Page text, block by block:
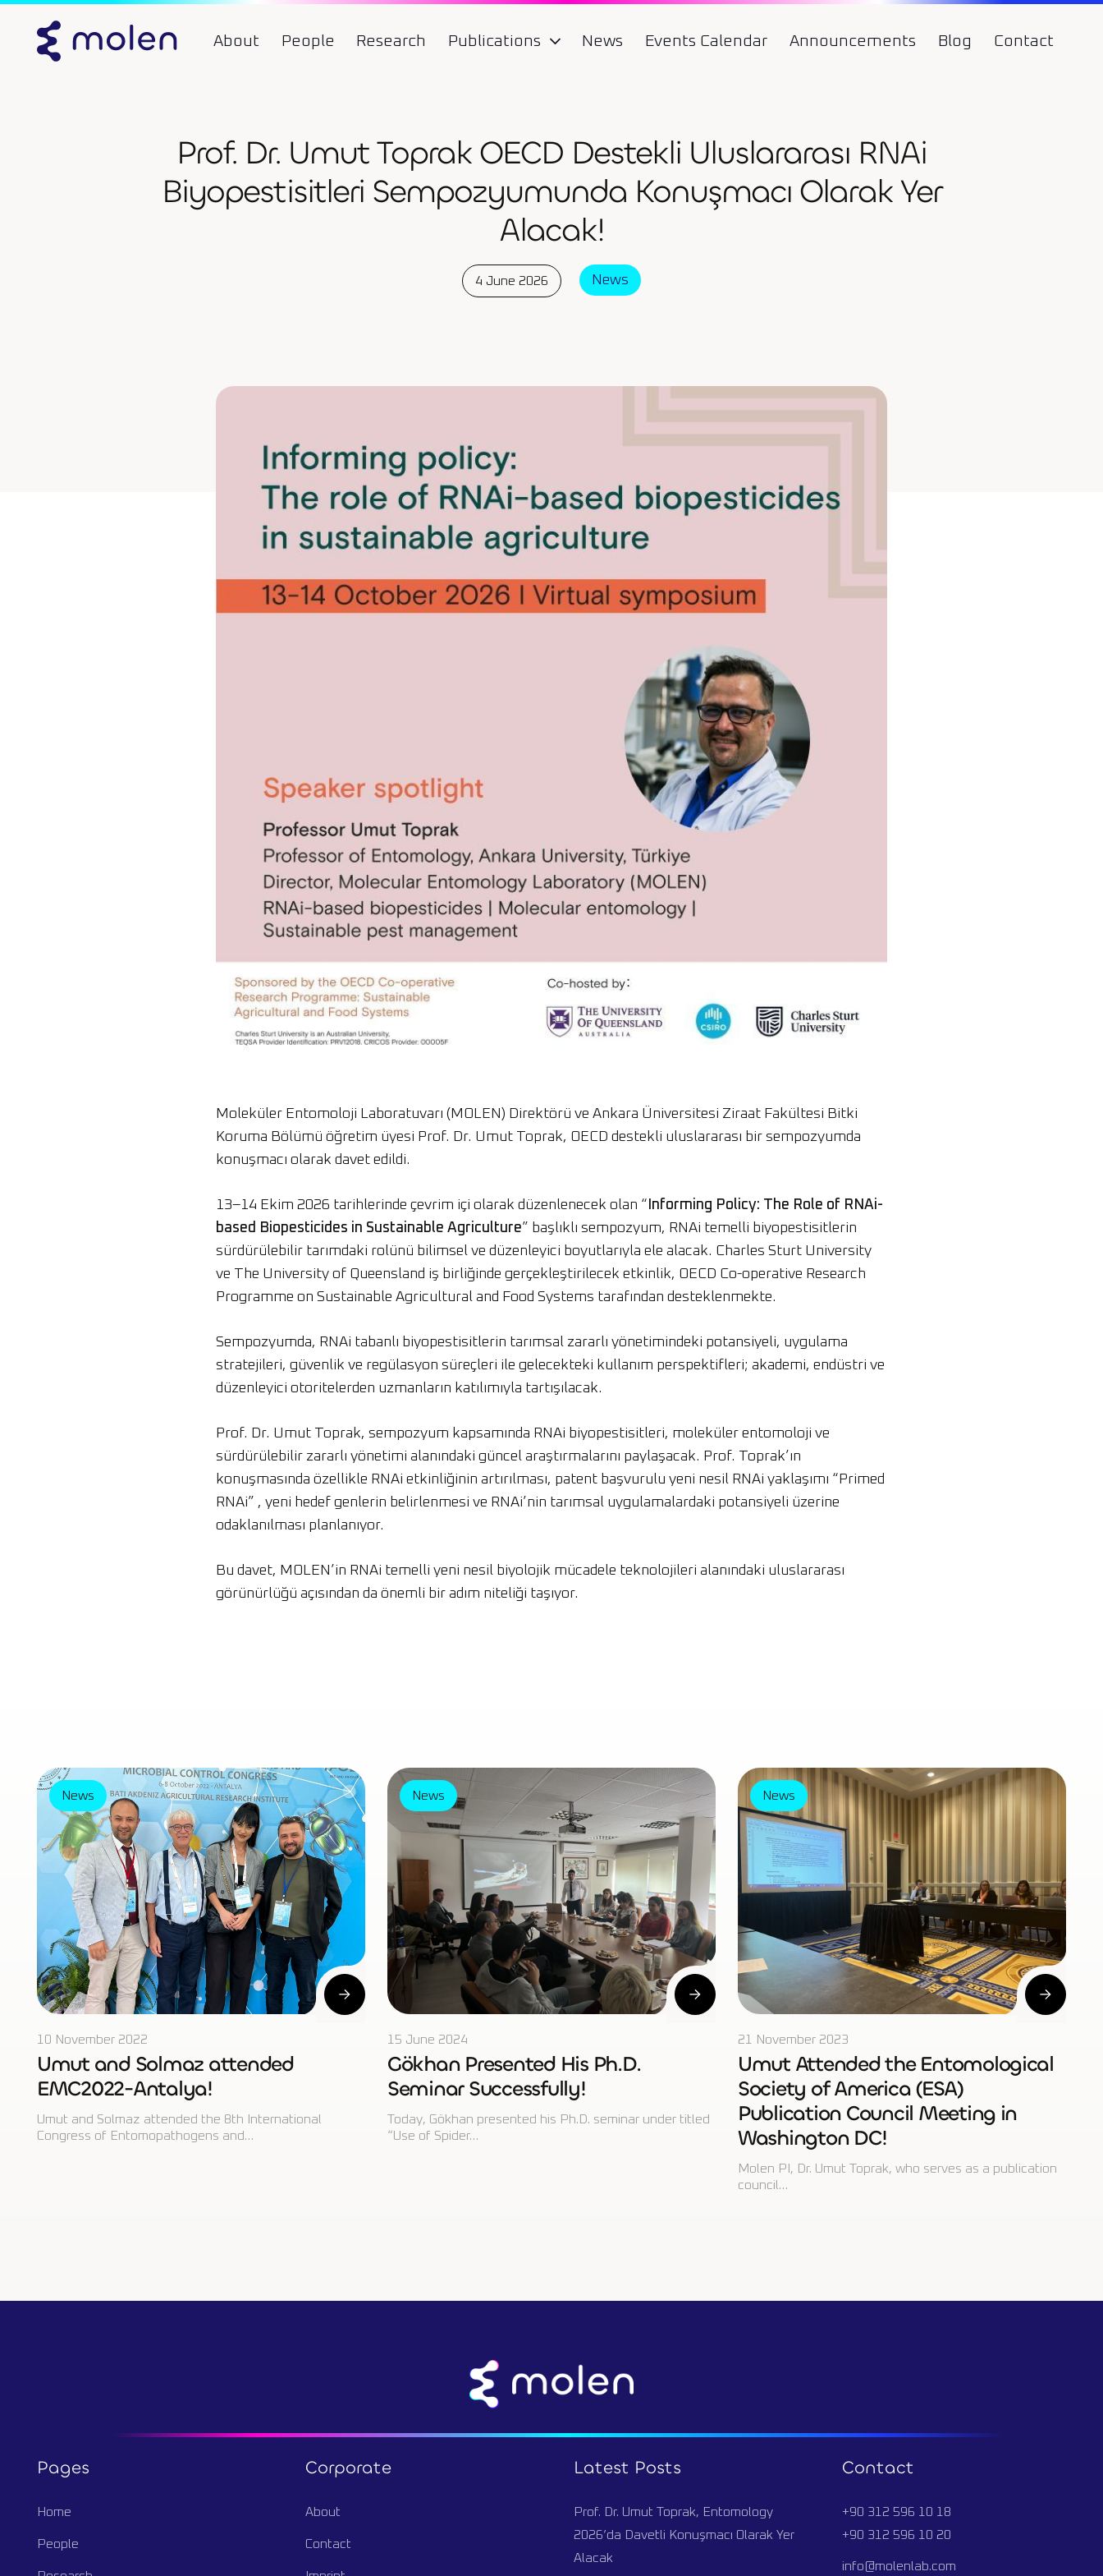
About People Research Publications News Events Calendar Announcements Blog Contact
Prof. Dr. Umut Toprak OECD Destekli Uluslararası RNAi
Biyopestisitleri Sempozyumunda Konuşmacı Olarak Yer
Alacak!
4 June 2026 News
Moleküler Entomoloji Laboratuvarı (MOLEN) Direktörü ve Ankara Üniversitesi Ziraat Fakültesi Bitki
Koruma Bölümü öğretim üyesi Prof. Dr. Umut Toprak, OECD destekli uluslararası bir sempozyumda
konuşmacı olarak davet edildi.
13–14 Ekim 2026 tarihlerinde çevrim içi olarak düzenlenecek olan “ Informing Policy: The Role of RNAi-
based Biopesticides in Sustainable Agriculture” başlıklı sempozyum, RNAi temelli biyopestisitlerin
sürdürülebilir tarımdaki rolünü bilimsel ve düzenleyici boyutlarıyla ele alacak. Charles Sturt University
ve The University of Queensland iş birliğinde gerçekleştirilecek etkinlik, OECD Co-operative Research
Programme on Sustainable Agricultural and Food Systems tarafından desteklenmekte.
Sempozyumda, RNAi tabanlı biyopestisitlerin tarımsal zararlı yönetimindeki potansiyeli, uygulama
stratejileri, güvenlik ve regülasyon süreçleri ile gelecekteki kullanım perspektifleri; akademi, endüstri ve
düzenleyici otoritelerden uzmanların katılımıyla tartışılacak.
Prof. Dr. Umut Toprak, sempozyum kapsamında RNAi biyopestisitleri, moleküler entomoloji ve
sürdürülebilir zararlı yönetimi alanındaki güncel araştırmalarını paylaşacak. Prof. Toprak’ın
konuşmasında özellikle RNAi etkinliğinin artırılması, patent başvurulu yeni nesil RNAi yaklaşımı “Primed
RNAi” , yeni hedef genlerin belirlenmesi ve RNAi’nin tarımsal uygulamalardaki potansiyeli üzerine
odaklanılması planlanıyor.
Bu davet, MOLEN’in RNAi temelli yeni nesil biyolojik mücadele teknolojileri alanındaki uluslararası
görünürlüğü açısından da önemli bir adım niteliği taşıyor.
News
10 November 2022
Umut and Solmaz attended
EMC2022-Antalya!
Umut and Solmaz attended the 8th International
Congress of Entomopathogens and…
News
15 June 2024
Gökhan Presented His Ph.D.
Seminar Successfully!
Today, Gökhan presented his Ph.D. seminar under titled
“Use of Spider…
News
21 November 2023
Umut Attended the Entomological
Society of America (ESA)
Publication Council Meeting in
Washington DC!
Molen PI, Dr. Umut Toprak, who serves as a publication
council…
Pages
Home
People
Corporate
About
Contact
Latest Posts
Prof. Dr. Umut Toprak, Entomology
2026’da Davetli Konuşmacı Olarak Yer
Alacak
Contact
+90 312 596 10 18
+90 312 596 10 20
info@molenlab.com